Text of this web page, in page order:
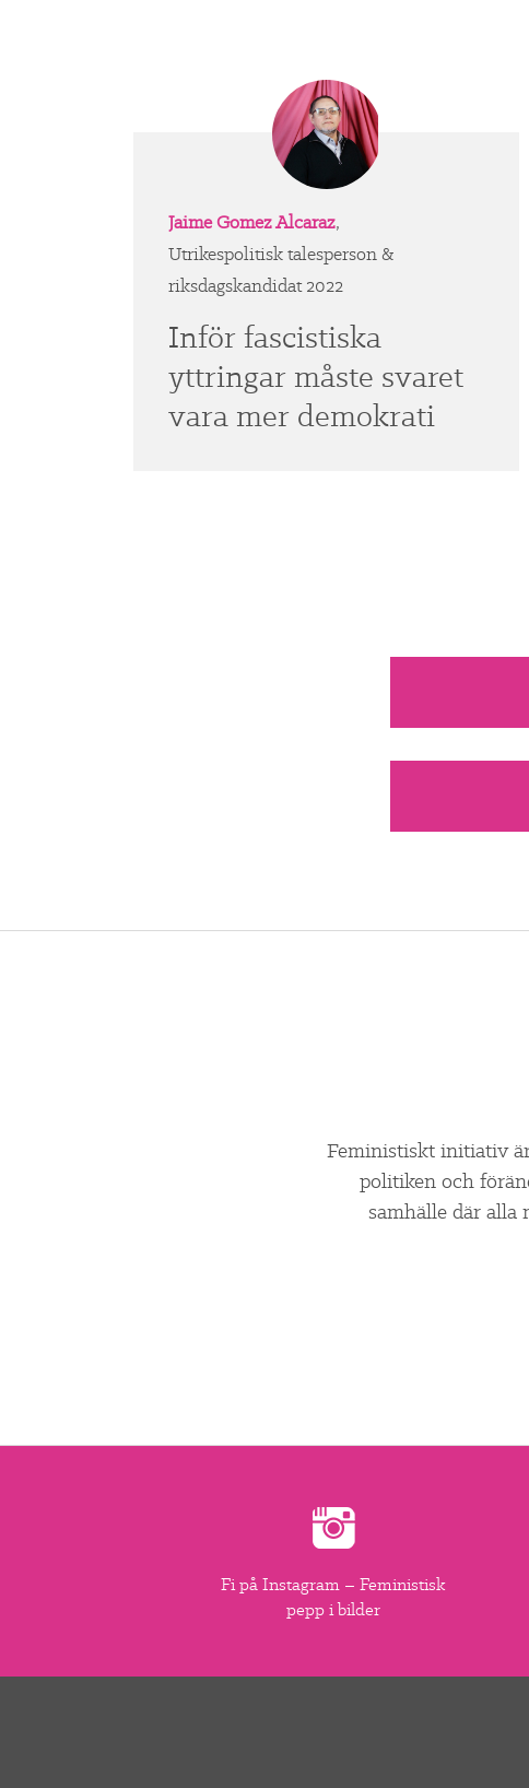
Jaime Gomez Alcaraz,
Utrikespolitisk talesperson &
riksdagskandidat 2022
Inför fascistiska
yttringar måste svaret
vara mer demokrati
Feministiskt initiativ
politiken och
samhälle där alla
Fi på Instagram – Feministisk
pepp i bilder